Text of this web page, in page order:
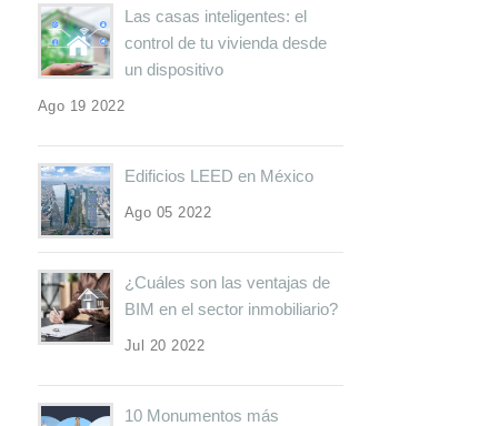
Las casas inteligentes: el
control de tu vivienda desde
un dispositivo
Ago 19 2022
Edificios LEED en México
Ago 05 2022
¿Cuáles son las ventajas de
BIM en el sector inmobiliario?
Jul 20 2022
10 Monumentos más